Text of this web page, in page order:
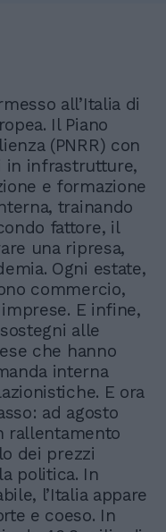
all’Italia di
Il Piano
(PNRR) con
in infrastrutture,
e formazione
trainando
fattore, il
una ripresa,
Ogni estate,
commercio,
E infine,
alle
che hanno
interna
E ora
ad agosto
rallentamento
dei prezzi
politica. In
l’Italia appare
e coeso. In